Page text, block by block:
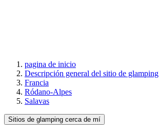
pagina de inicio
Descripción general del sitio de glamping
Francia
Ródano-Alpes
Salavas
Sitios de glamping cerca de mí